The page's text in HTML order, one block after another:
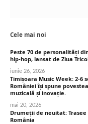
Cele mai noi
Peste 70 de personalități
hip-hop, lansat de Ziua
iunie 26, 2026
Timișoara Music Week: 2-6
României își spune
muzicală și inovație.
mai 20, 2026
Drumeții de neuitat:
România